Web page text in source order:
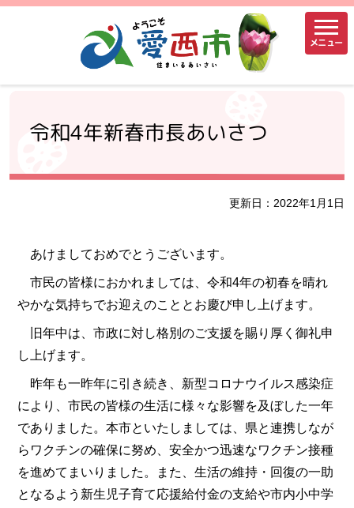
メニュー
令和4年新春市長あいさつ
更新日：2022年1月1日
あけましておめでとうございます。
市民の皆様におかれましては、令和4年の初春を晴れ
やかな気持ちでお迎えのこととお慶び申し上げます。
旧年中は、市政に対し格別のご支援を賜り厚く御礼申
し上げます。
昨年も一昨年に引き続き、新型コロナウイルス感染症
により、市民の皆様の生活に様々な影響を及ぼした一年
でありました。本市といたしましては、県と連携しなが
らワクチンの確保に努め、安全かつ迅速なワクチン接種
を進めてまいりました。また、生活の維持・回復の一助
となるよう新生児子育て応援給付金の支給や市内小中学